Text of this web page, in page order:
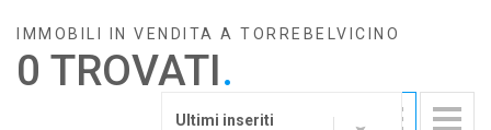
IMMOBILI IN VENDITA A TORREBELVICINO
0 TROVATI.
Ultimi inseriti